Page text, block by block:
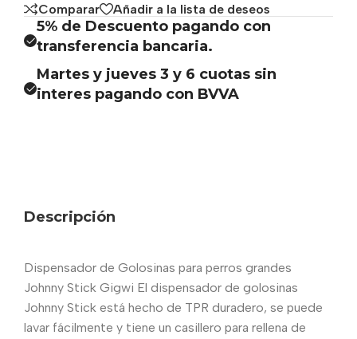
Comparar Añadir a la lista de deseos
5% de Descuento pagando con
transferencia bancaria.
Martes y jueves 3 y 6 cuotas sin
interes pagando con BVVA
Descripción
Dispensador de Golosinas para perros grandes
Johnny Stick Gigwi El dispensador de golosinas
Johnny Stick está hecho de TPR duradero, se puede
lavar fácilmente y tiene un casillero para rellena de